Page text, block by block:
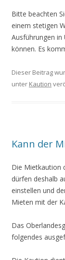
Bitte beachten
einem stetigen
Ausführungen
können. Es
Dieser Beitrag
unter Kaution
Kann der
Die Mietkaution
dürfen deshalb
einstellen und
Mieten mit der
Das
folgendes